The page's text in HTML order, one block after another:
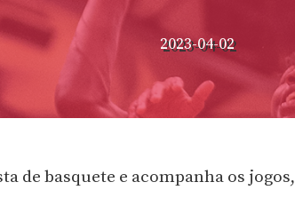
2023-04-02
de basquete e acompanha os